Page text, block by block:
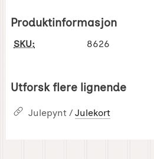
Produktinformasjon
SKU: 8626
Utforsk flere lignende
Julepynt / Julekort